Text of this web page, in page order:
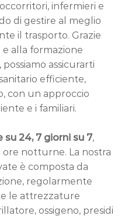
infermieri e
di gestire al meglio
il trasporto. Grazie
e alla formazione
assicurarti
efficiente,
con un approccio
e i familiari.
24, 7 giorni su 7,
ore notturne. La nostra
è composta da
regolarmente
le attrezzature
ossigeno, presidi